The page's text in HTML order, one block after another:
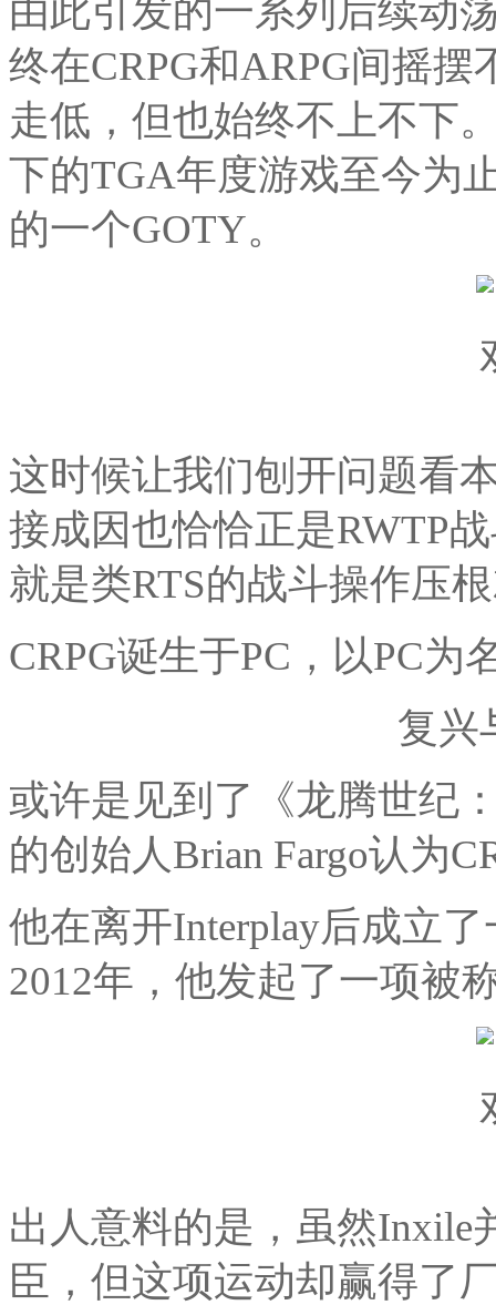
由此引发的一系列后续动
终在CRPG和ARPG间摇
走低，但也始终不上不下
下的TGA年度游戏至今为
的一个GOTY。
这时候让我们刨开问题看
接成因也恰恰正是RWTP
就是类RTS的战斗操作压
CRPG诞生于PC，以PC为
复兴
或许是见到了《龙腾世纪
的创始人Brian Fargo认为
他在离开Interplay后成立
2012年，他发起了一项被
出人意料的是，虽然Inxile
臣，但这项运动却赢得了